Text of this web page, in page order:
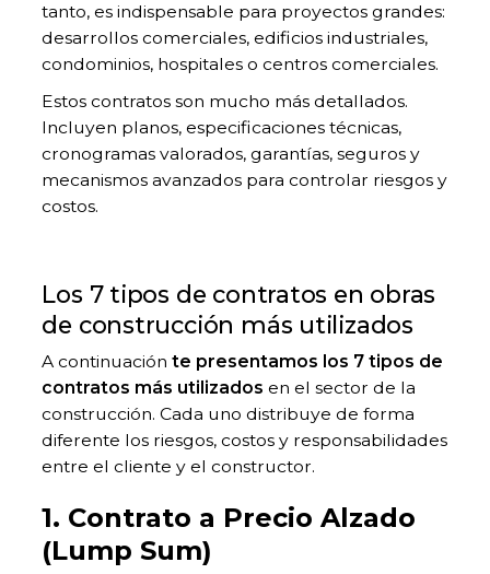
tanto, es indispensable para proyectos grandes:
desarrollos comerciales, edificios industriales,
condominios, hospitales o centros comerciales.
Estos contratos son mucho más detallados.
Incluyen planos, especificaciones técnicas,
cronogramas valorados, garantías, seguros y
mecanismos avanzados para controlar riesgos y
costos.
Los 7 tipos de contratos en obras
de construcción más utilizados
A continuaciónte presentamos los 7 tipos de
contratos más utilizados en el sector de la
construcción. Cada uno distribuye de forma
diferente los riesgos, costos y responsabilidades
entre el cliente y el constructor.
1. Contrato a Precio Alzado
(Lump Sum)